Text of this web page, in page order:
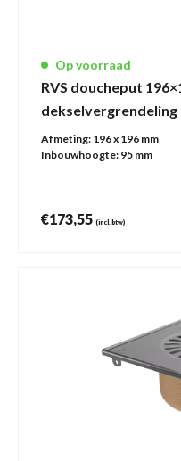
Op voorraad
RVS doucheput
dekselvergrendeling
Afmeting: 196 x 196 mm
Inbouwhoogte: 95 mm
€173,55 (incl. btw)